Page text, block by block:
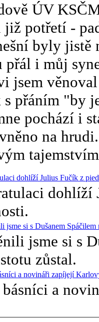
ÚV
potřetí -
byly jistě
přál i můj
jsem
s přáním "by
pochází i
na
dohlíží
jsme si s
zůstal.
básníci a